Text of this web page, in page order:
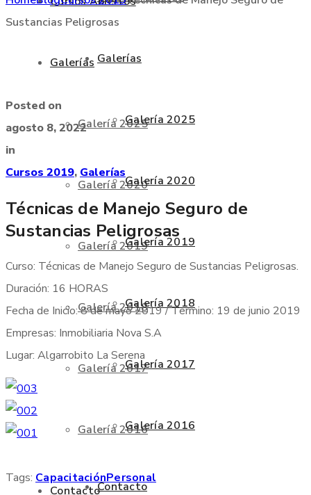
Galerías
Galería 2025
Galería 2020
Galería 2019
Galería 2018
Galería 2017
Galería 2016
Contacto
Galerías
Galería 2025
Galería 2020
Galería 2019
Galería 2018
Galería 2017
Galería 2016
Contacto
Sustancias Peligrosas
Posted on
agosto 8, 2022
in
Cursos 2019, Galerías
Técnicas de Manejo Seguro de
Sustancias Peligrosas
Curso: Técnicas de Manejo Seguro de Sustancias Peligrosas.
Duración: 16 HORAS
Fecha de Inicio: 8 de mayo 2019 / Termino: 19 de junio 2019
Empresas: Inmobiliaria Nova S.A
Lugar: Algarrobito La Serena
Tags: CapacitaciónPersonal